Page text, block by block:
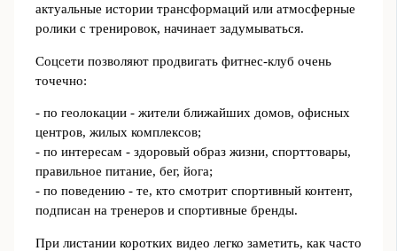
актуальные истории трансформаций или атмосферные
ролики с тренировок, начинает задумываться.
Соцсети позволяют продвигать фитнес-клуб очень
точечно:
- по геолокации - жители ближайших домов, офисных
центров, жилых комплексов;
- по интересам - здоровый образ жизни, спорттовары,
правильное питание, бег, йога;
- по поведению - те, кто смотрит спортивный контент,
подписан на тренеров и спортивные бренды.
При листании коротких видео легко заметить, как часто